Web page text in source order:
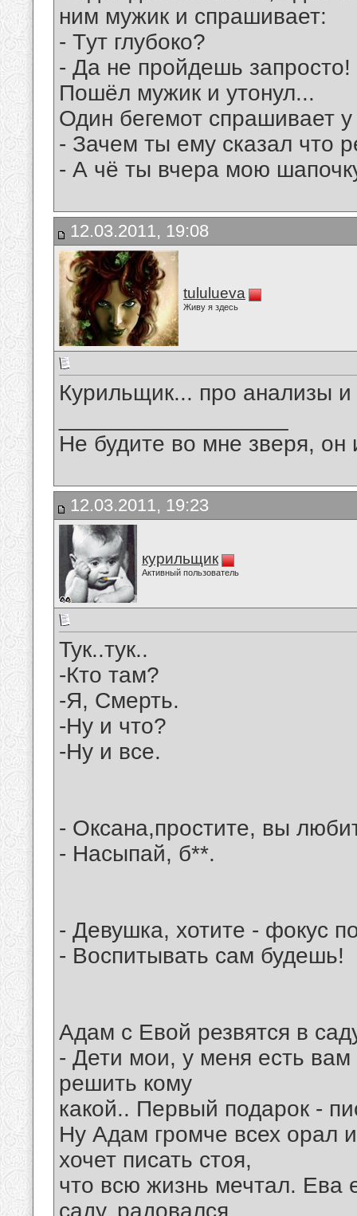
ним мужик и спрашивает:
- Tут глубоко?
- Да не пройдешь запросто!
Пошёл мужик и утонул...
Один бегемот спрашивает у
- Зачем ты ему сказал что
- А чё ты вчера мою
12.03.2011, 19:08
tululueva
Живу я здесь
Курильщик... про анализы
Не будите во мне зверя, он
12.03.2011, 19:23
курильщик
Активный пользователь
Тук..тук..
-Кто там?
-Я, Смерть.
-Ну и что?
-Ну и все.
- Оксана,простите, вы
- Hасыпай, б**.
- Девушка, хотите - фокус
- Воспитывать сам будешь!
Адам с Евой резвятся в
- Дети мои, у меня есть
решить кому
какой.. Первый подарок -
Ну Адам громче всех орал
хочет писать стоя,
что всю жизнь мечтал. Ева